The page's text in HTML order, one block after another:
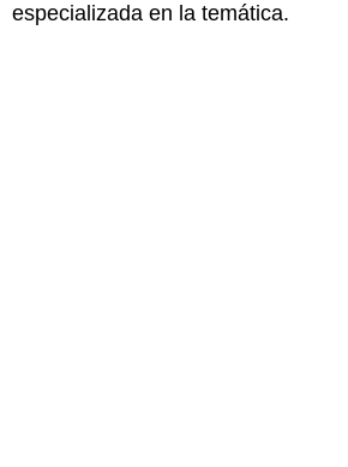
especializada en la temática.